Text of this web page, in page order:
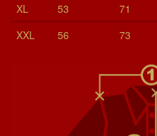
XL
53 71
XXL
56 73